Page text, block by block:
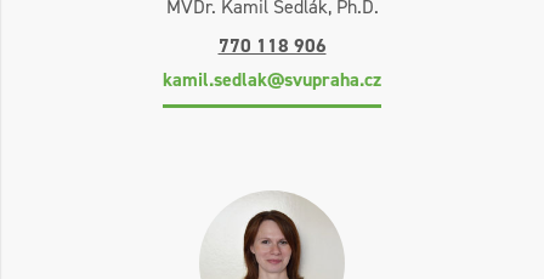
MVDr. Kamil Sedlák, Ph.D.
770 118 906
kamil.sedlak@svupraha.cz